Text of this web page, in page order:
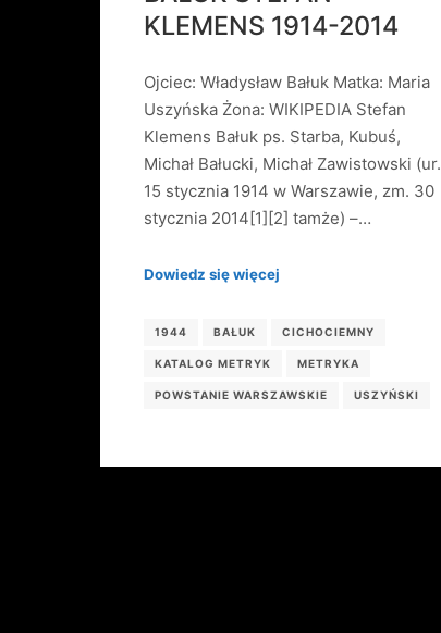
KLEMENS 1914-2014
Ojciec: Władysław Bałuk Matka: Maria
Uszyńska Żona: WIKIPEDIA Stefan
Klemens Bałuk ps. Starba, Kubuś,
Michał Bałucki, Michał Zawistowski (ur.
15 stycznia 1914 w Warszawie, zm. 30
stycznia 2014[1][2] tamże) –…
Dowiedz się więcej
1944 BAŁUK CICHOCIEMNY
KATALOG METRYK METRYKA
POWSTANIE WARSZAWSKIE USZYŃSKI